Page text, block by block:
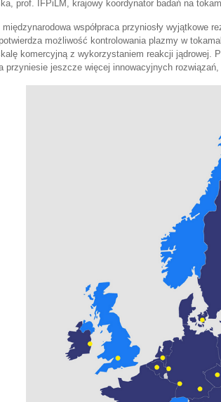
prof. IFPiLM, krajowy koordynator badań na
współpraca przyniosły wyjątkowe
możliwość kontrolowania plazmy w
komercyjną z wykorzystaniem reakcji
przyniesie jeszcze więcej innowacyjnych rozwiązań,